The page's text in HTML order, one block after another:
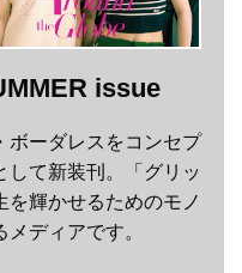
issue
ボーダレスをコンセプ
して新装刊。「グリッ
を輝かせるためのモノ
ディアです。